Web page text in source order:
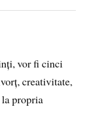
vor fi cinci
creativitate,
la propria